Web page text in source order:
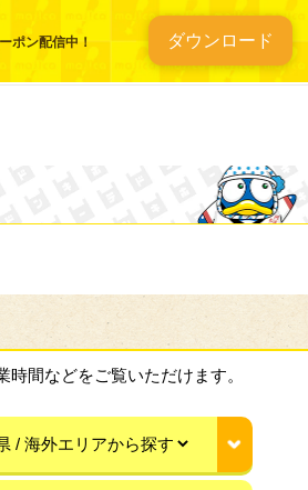
ポン配信中！ ダウンロード
総合ディスカウント
間などをご覧いただけます。